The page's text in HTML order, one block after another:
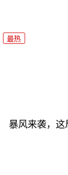
最热
暴风来袭，